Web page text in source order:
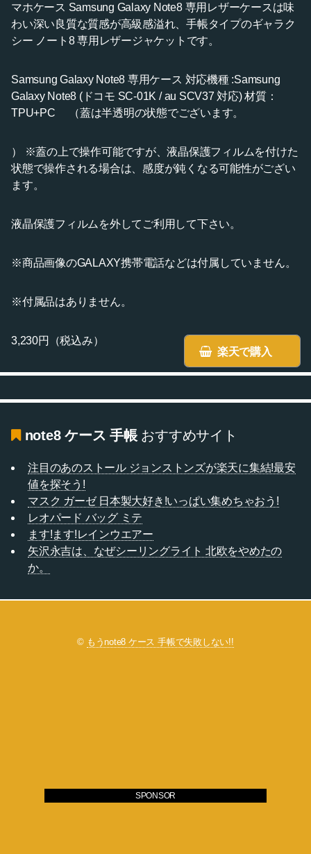
マホケース Samsung Galaxy Note8 専用レザーケースは味
わい深い良質な質感が高級感溢れ、手帳タイプのギャラク
シー ノート8 専用レザージャケットです。
Samsung Galaxy Note8 専用ケース 対応機種 :Samsung
Galaxy Note8 (ドコモ SC-01K / au SCV37 対応) 材質：
TPU+PC （蓋は半透明の状態でございます。
） ※蓋の上で操作可能ですが、液晶保護フィルムを付けた
状態で操作される場合は、感度が鈍くなる可能性がござい
ます。
液晶保護フィルムを外してご利用して下さい。
※商品画像のGALAXY携帯電話などは付属していません。
※付属品はありません。
楽天で購入
3,230円（税込み）
note8 ケース 手帳おすすめサイト
注目のあのストール ジョンストンズが楽天に集結!最安
値を探そう!
マスク ガーゼ 日本製大好き!いっぱい集めちゃおう!
レオパード バッグ ミテ
ます!ます!レインウエアー
矢沢永吉は、なぜシーリングライト 北欧をやめたの
か。
© もうnote8 ケース 手帳で失敗しない!!
SPONSOR